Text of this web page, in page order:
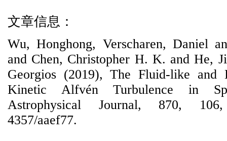
文章信息：
Wu, Honghong, Verscharen, Daniel
and Chen, Christopher H. K. and He,
Georgios (2019), The Fluid-like and
Kinetic Alfvén Turbulence in
Astrophysical Journal, 870, 106,
4357/aaef77.